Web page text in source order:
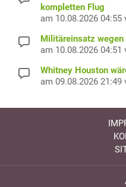
kompletten Flug
am 10.08.2026 04:55
Militäreinsatz
am 10.08.2026 04:51
Whitney Houston
am 09.08.2026 21:49